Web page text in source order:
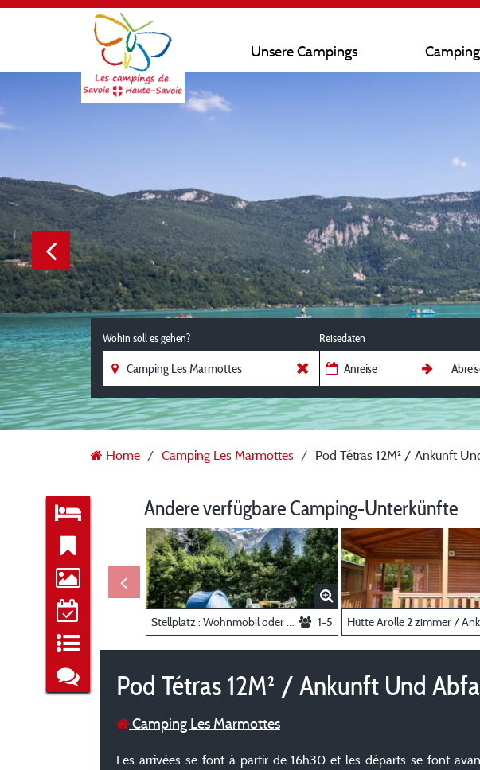
Unsere Campings
Wohin soll es gehen? Reisedaten
Home Camping Les Marmottes Pod Tétras 12M² / Ankunft
Andere verfügbare Camping-Unterkünfte
1-5 Hütte Arolle 2 zimmer / Ankunft und Abfahrt AM SAMSTAG im Juli und August
Pod Tétras 12M² / Ankunft Und
Camping Les Marmottes
Les arrivées se font à partir de 16h30 et les départs se font